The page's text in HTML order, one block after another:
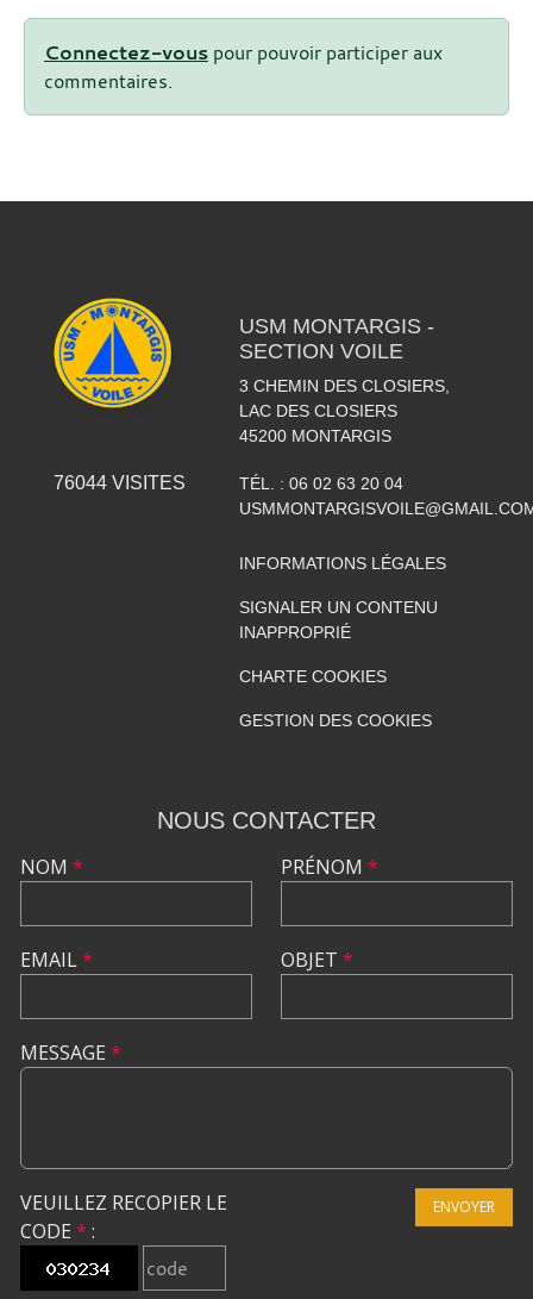
Connectez-vous pour pouvoir participer aux
commentaires.
76044VISITES
USM MONTARGIS -
SECTION VOILE
3 CHEMIN DES CLOSIERS,
LAC DES CLOSIERS
45200 MONTARGIS
TÉL. : 06 02 63 20 04
INFORMATIONS LÉGALES
SIGNALER UN CONTENU
INAPPROPRIÉ
CHARTE COOKIES
GESTION DES COOKIES
NOUS CONTACTER
NOM *
EMAIL*
PRÉNOM *
OBJET *
MESSAGE *
VEUILLEZ RECOPIER LE
CODE * :
ENVOYER